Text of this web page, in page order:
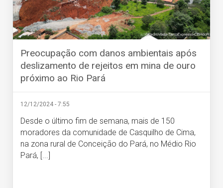
Preocupação com danos ambientais após
deslizamento de rejeitos em mina de ouro
próximo ao Rio Pará
12/12/2024 - 7:55
Desde o último fim de semana, mais de 150
moradores da comunidade de Casquilho de Cima,
na zona rural de Conceição do Pará, no Médio Rio
Pará, [...]